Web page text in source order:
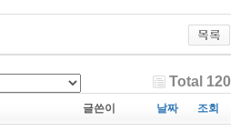
Total 120
글쓴이 날짜 조회